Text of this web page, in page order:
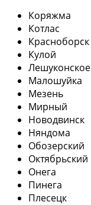
Коряжма
Котлас
Красноборск
Кулой
Лешуконское
Малошуйка
Мезень
Мирный
Новодвинск
Няндома
Обозерский
Октябрьский
Онега
Пинега
Плесецк